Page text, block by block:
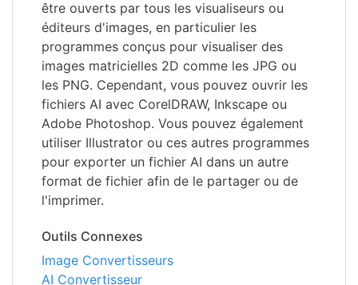
être ouverts par tous les visualiseurs ou
éditeurs d'images, en particulier les
programmes conçus pour visualiser des
images matricielles 2D comme les JPG ou
les PNG. Cependant, vous pouvez ouvrir les
fichiers AI avec CorelDRAW, Inkscape ou
Adobe Photoshop. Vous pouvez également
utiliser Illustrator ou ces autres programmes
pour exporter un fichier AI dans un autre
format de fichier afin de le partager ou de
l'imprimer.
Outils Connexes
Image Convertisseurs
AI Convertisseur